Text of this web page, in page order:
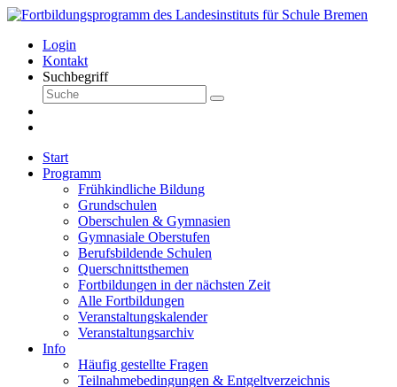
Login
Kontakt
Suchbegriff
Start
Programm
Frühkindliche Bildung
Grundschulen
Oberschulen & Gymnasien
Gymnasiale Oberstufen
Berufsbildende Schulen
Querschnittsthemen
Fortbildungen in der nächsten Zeit
Alle Fortbildungen
Veranstaltungskalender
Veranstaltungsarchiv
Info
Häufig gestellte Fragen
Teilnahmebedingungen & Entgeltverzeichnis